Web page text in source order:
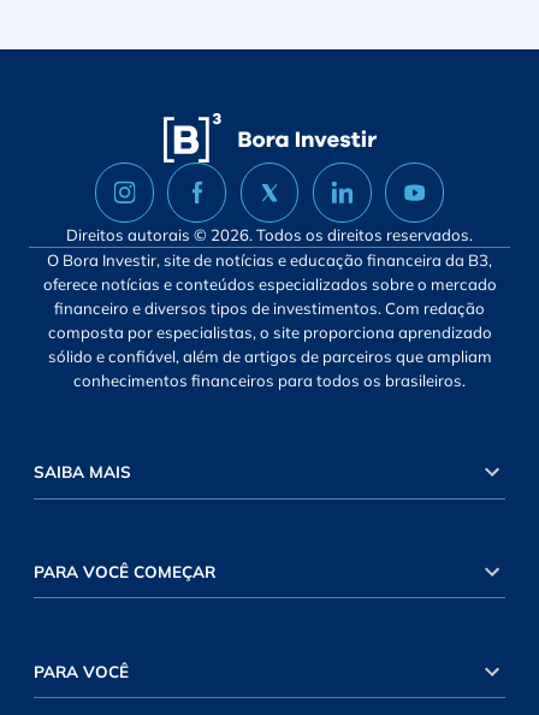
Direitos autorais © 2026. Todos os direitos reservados.
O Bora Investir, site de notícias e educação financeira da B3,
oferece notícias e conteúdos especializados sobre o mercado
financeiro e diversos tipos de investimentos. Com redação
composta por especialistas, o site proporciona aprendizado
sólido e confiável, além de artigos de parceiros que ampliam
conhecimentos financeiros para todos os brasileiros.
SAIBA MAIS
PARA VOCÊ COMEÇAR
PARA VOCÊ